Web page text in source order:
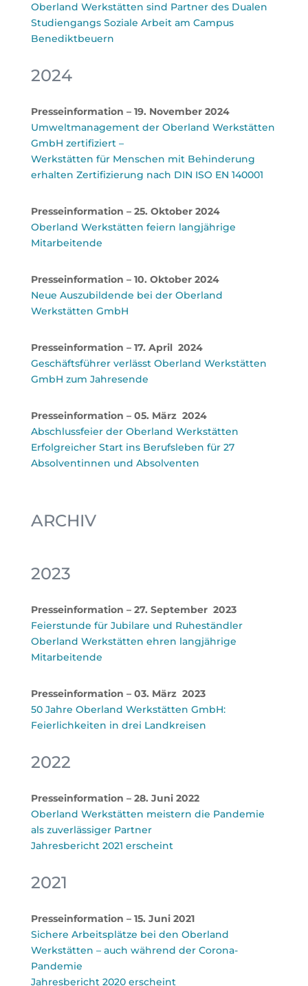
Oberland Werkstätten sind Partner des Dualen
Studiengangs Soziale Arbeit am Campus
Benediktbeuern
2024
Presseinformation – 19. November 2024
Umweltmanagement der Oberland Werkstätten
GmbH zertifiziert –
Werkstätten für Menschen mit Behinderung
erhalten Zertifizierung nach DIN ISO EN 140001
Presseinformation – 25. Oktober 2024
Oberland Werkstätten feiern langjährige
Mitarbeitende
Presseinformation – 10. Oktober 2024
Neue Auszubildende bei der Oberland
Werkstätten GmbH
Presseinformation – 17. April 2024
Geschäftsführer verlässt Oberland Werkstätten
GmbH zum Jahresende
Presseinformation – 05. März 2024
Abschlussfeier der Oberland Werkstätten
Erfolgreicher Start ins Berufsleben für 27
Absolventinnen und Absolventen
ARCHIV
2023
Presseinformation – 27. September 2023
Feierstunde für Jubilare und Ruheständler
Oberland Werkstätten ehren langjährige
Mitarbeitende
Presseinformation – 03. März 2023
50 Jahre Oberland Werkstätten GmbH:
Feierlichkeiten in drei Landkreisen
2022
Presseinformation – 28. Juni 2022
Oberland Werkstätten meistern die Pandemie
als zuverlässiger Partner
Jahresbericht 2021 erscheint
2021
Presseinformation – 15. Juni 2021
Sichere Arbeitsplätze bei den Oberland
Werkstätten – auch während der Corona-
Pandemie
Jahresbericht 2020 erscheint